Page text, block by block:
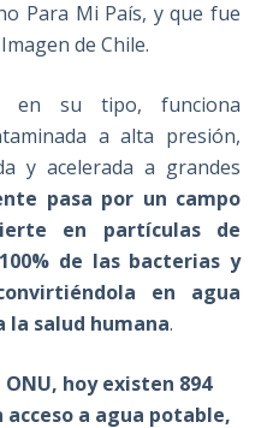
Para Mi País, y que fue
de Chile.
en su tipo, funciona
a alta presión,
y acelerada a grandes
pasa por un campo
en partículas de
de las bacterias y
en agua
la salud humana.
hoy existen 894
a agua potable,